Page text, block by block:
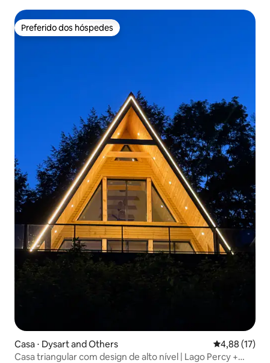
Preferido dos hóspedes
Preferido dos hóspedes
Casa ⋅ Dysart and Others 4,88 de uma
4,88 (17)
Casa triangular com design de alto nível | Lago Percy +